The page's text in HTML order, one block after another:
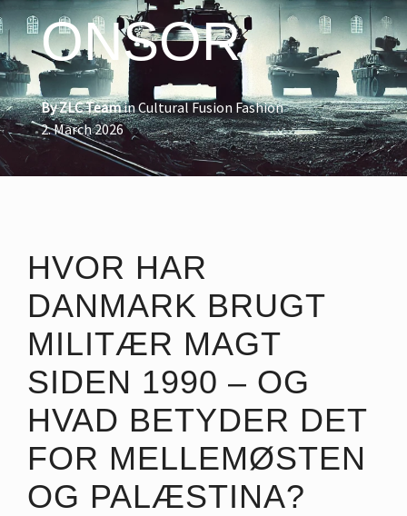
ONSOR
ByZLC TeaminCultural Fusion Fashion
2. March 2026
HVOR HAR
DANMARK BRUGT
MILITÆR MAGT
SIDEN 1990 – OG
HVAD BETYDER DET
FOR MELLEMØSTEN
OG PALÆSTINA?